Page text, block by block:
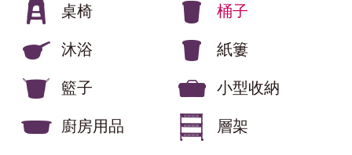
桌椅 桶子
沐浴 紙簍
籃子 小型收納
廚房用品 層架